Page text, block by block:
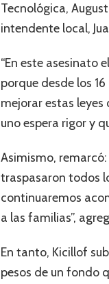
Tecnológica,
intendente local,
“En este asesinato
porque desde los
mejorar estas leyes
uno espera rigor y
Asimismo,
traspasaron todos
continuaremos
a las familias”,
En tanto, Kicillof
pesos de un fondo